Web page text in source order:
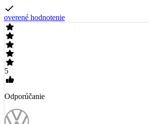
overené hodnotenie
5
Odporúčanie